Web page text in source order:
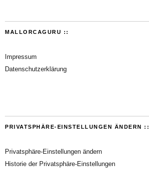
MALLORCAGURU ::
Impressum
Datenschutzerklärung
PRIVATSPHÄRE-EINSTELLUNGEN ÄNDERN ::
Privatsphäre-Einstellungen ändern
Historie der Privatsphäre-Einstellungen